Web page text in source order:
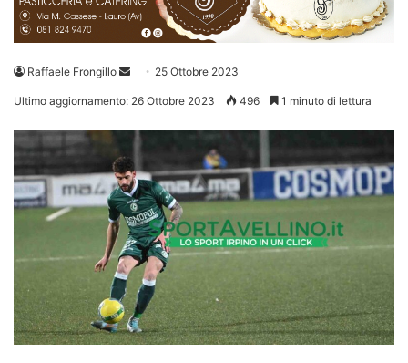
Raffaele Frongillo
Invia 25 Ottobre 2023
Ultimo aggiornamento: 26 Ottobre 2023 496 1 minuto di lettura